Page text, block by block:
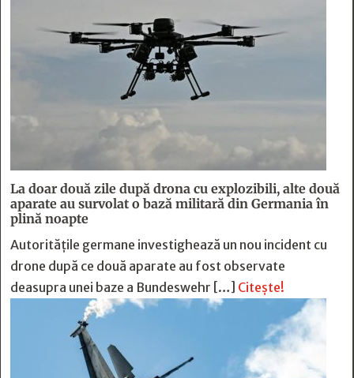
La doar două zile după drona cu explozibili, alte două
aparate au survolat o bază militară din Germania în
plină noapte
Autoritățile germane investighează un nou incident cu
drone după ce două aparate au fost observate
deasupra unei baze a Bundeswehr […] Citește!